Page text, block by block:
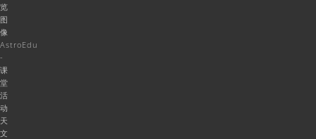
览
图
像
AstroEdu
-
课
堂
活
动
天
文